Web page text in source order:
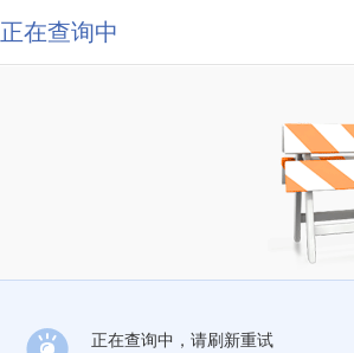
正在查询中
正在查询中，请刷新重试